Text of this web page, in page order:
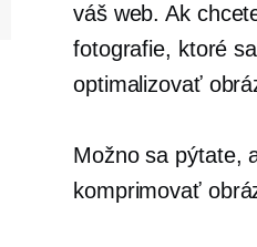
váš web. Ak
fotografie, ktoré
optimalizovať
Možno sa pýtate,
komprimovať